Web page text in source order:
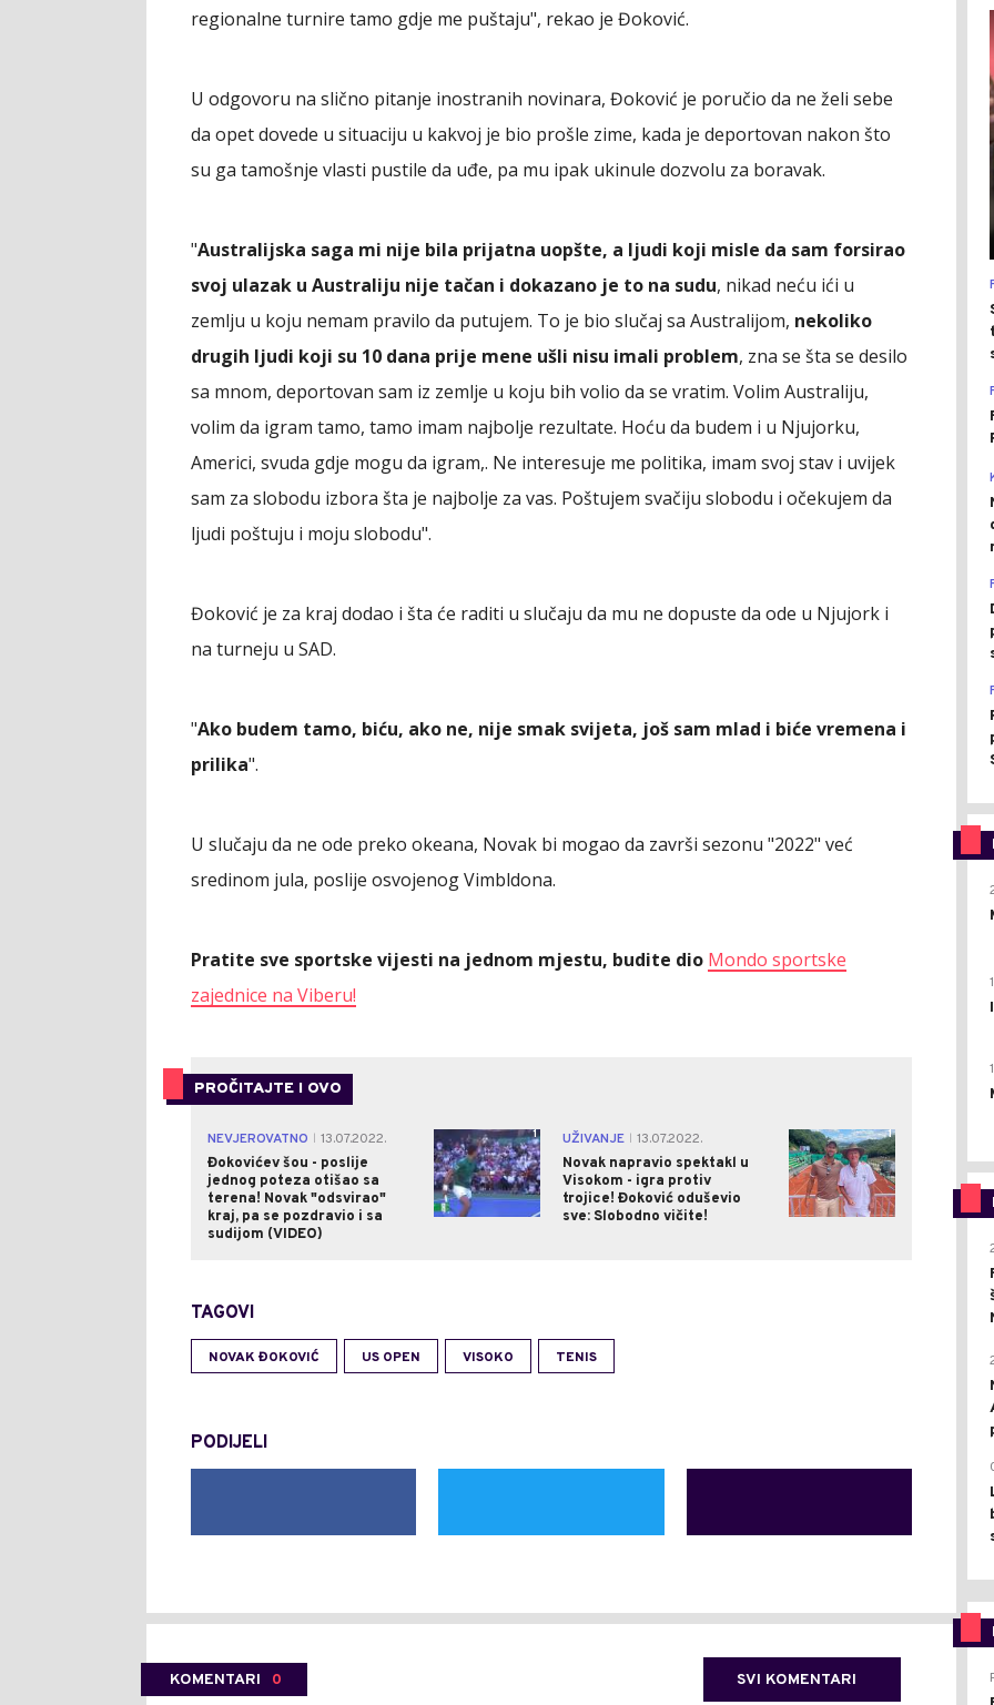
regionalne turnire tamo gdje me puštaju", rekao je Đoković.
U odgovoru na slično pitanje inostranih novinara, Đoković je poručio da ne želi sebe
da opet dovede u situaciju u kakvoj je bio prošle zime, kada je deportovan nakon što
su ga tamošnje vlasti pustile da uđe, pa mu ipak ukinule dozvolu za boravak.
"Australijska saga mi nije bila prijatna uopšte, a ljudi koji misle da sam forsirao
svoj ulazak u Australiju nije tačan i dokazano je to na sudu, nikad neću ići u
zemlju u koju nemam pravilo da putujem. To je bio slučaj sa Australijom, nekoliko
drugih ljudi koji su 10 dana prije mene ušli nisu imali problem, zna se šta se desilo
sa mnom, deportovan sam iz zemlje u koju bih volio da se vratim. Volim Australiju,
volim da igram tamo, tamo imam najbolje rezultate. Hoću da budem i u Njujorku,
Americi, svuda gdje mogu da igram,. Ne interesuje me politika, imam svoj stav i uvijek
sam za slobodu izbora šta je najbolje za vas. Poštujem svačiju slobodu i očekujem da
ljudi poštuju i moju slobodu".
Đoković je za kraj dodao i šta će raditi u slučaju da mu ne dopuste da ode u Njujork i
na turneju u SAD.
"Ako budem tamo, biću, ako ne, nije smak svijeta, još sam mlad i biće vremena i
prilika".
U slučaju da ne ode preko okeana, Novak bi mogao da završi sezonu "2022" već
sredinom jula, poslije osvojenog Vimbldona.
Pratite sve sportske vijesti na jednom mjestu, budite dio Mondo sportske
zajednice na Viberu!
PROČITAJTE I OVO
NEVJEROVATNO
13.07.2022.
Đokovićev šou - poslije
jednog poteza otišao sa
terena! Novak "odsvirao"
kraj, pa se pozdravio i sa
sudijom (VIDEO)
1 UŽIVANJE
13.07.2022.
Novak napravio spektakl u
Visokom - igra protiv
trojice! Đoković oduševio
sve: Slobodno vičite!
1
TAGOVI
NOVAK ĐOKOVIĆ US OPEN VISOKO TENIS
PODIJELI
KOMENTARI 0 SVI KOMENTARI